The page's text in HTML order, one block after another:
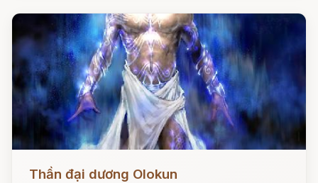
Đọc ngay
Thần đại dương Olokun